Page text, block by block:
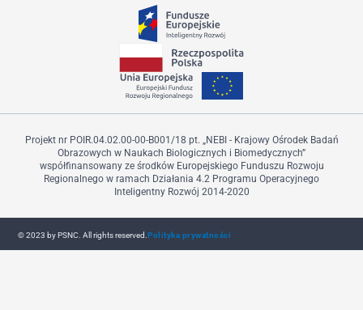
Projekt nr POIR.04.02.00-00-B001/18 pt. „NEBI - Krajowy Ośrodek Badań
Obrazowych w Naukach Biologicznych i Biomedycznych”
współfinansowany ze środków Europejskiego Funduszu Rozwoju
Regionalnego w ramach Działania 4.2 Programu Operacyjnego
Inteligentny Rozwój 2014-2020
© 2023 by PSNC. All rights reserved.Polityka prywatności